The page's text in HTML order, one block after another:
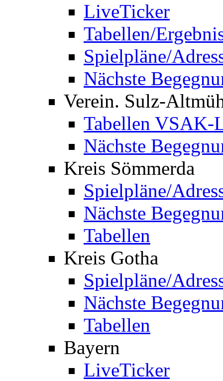
LiveTicker
Tabellen/
Spielpläne/
Nächste
Verein. Sulz-
Tabellen VSAK-
Nächste
Kreis Sömmerda
Spielpläne/
Nächste
Tabellen
Kreis Gotha
Spielpläne/
Nächste
Tabellen
Bayern
LiveTicker